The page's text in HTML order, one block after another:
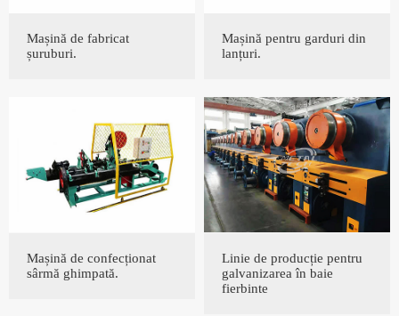
Mașină de fabricat
șuruburi.
Mașină pentru garduri din
lanțuri.
Mașină de confecționat
sârmă ghimpată.
Linie de producție pentru
galvanizarea în baie
fierbinte